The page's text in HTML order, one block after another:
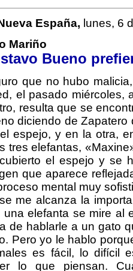
España, lunes, 6
Mariño
Bueno
que no hubo
el pasado miércoles,
resulta que se
diciendo de
espejo, y en la otra,
tres elefantas,
el espejo y se
que aparece
mental muy
me alcanza la
una elefanta se mire al
de hablarle a un gato
Pero yo le hablo
es fácil, lo difícil
lo que piensan.